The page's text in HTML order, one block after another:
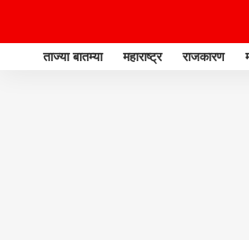
ताज्या बातम्या महाराष्ट्र राजकारण